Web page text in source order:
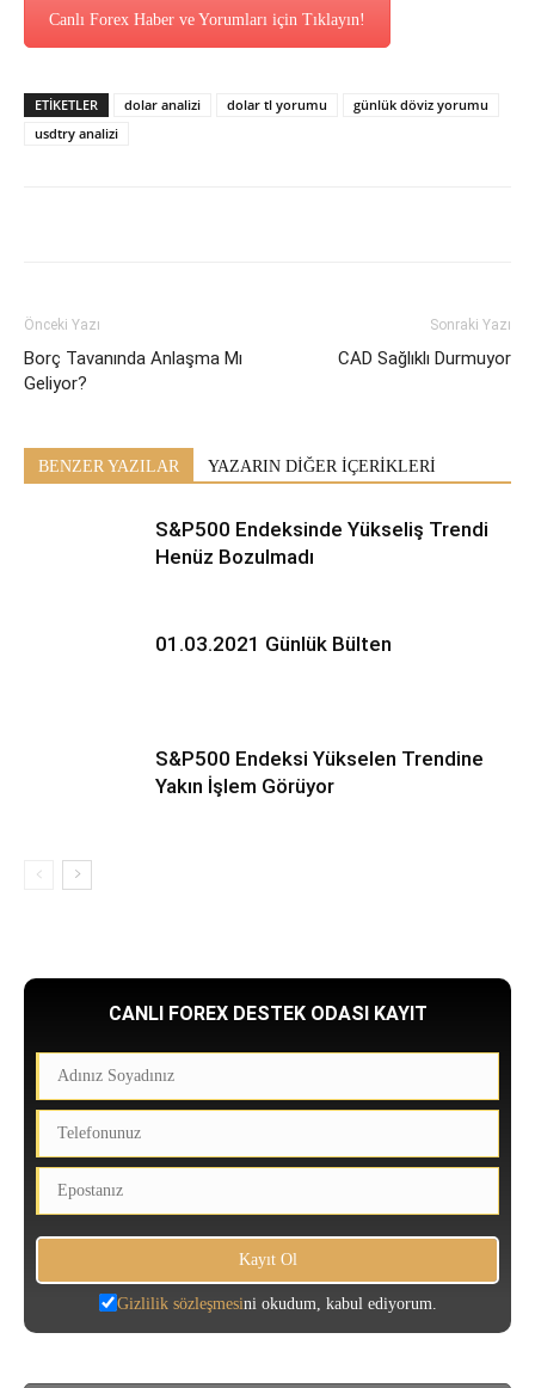
Canlı Forex Haber ve Yorumları için Tıklayın!
ETİKETLER dolar analizi dolar tl yorumu
günlük döviz yorumu
usdtry analizi
Önceki Yazı
Borç Tavanında Anlaşma Mı
Geliyor?
Sonraki Yazı
CAD Sağlıklı Durmuyor
BENZER YAZILAR YAZARIN DİĞER İÇERİKLERİ
S&P500 Endeksinde Yükseliş Trendi
Henüz Bozulmadı
01.03.2021 Günlük Bülten
S&P500 Endeksi Yükselen Trendine
Yakın İşlem Görüyor
CANLI FOREX DESTEK ODASI KAYIT
Gizlilik sözleşmesini okudum, kabul ediyorum.